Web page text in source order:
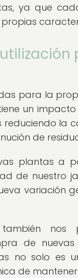
ya que
para la
un
reduciendo la
de
plantas a
de nuestro
variación
también
de
no solo es
de